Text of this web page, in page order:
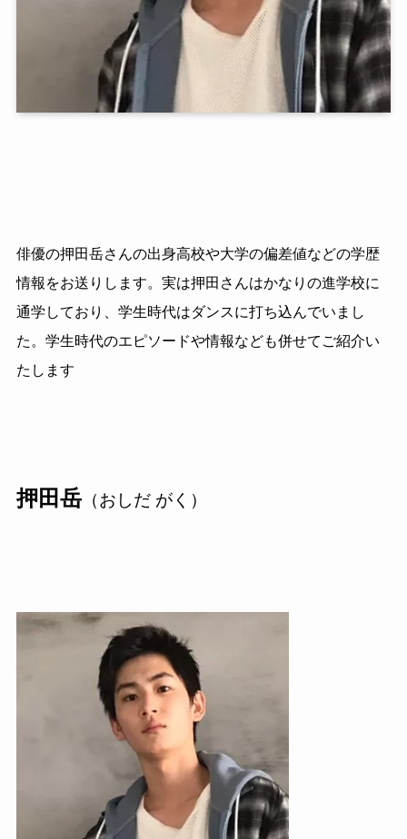
俳優の押田岳さんの出身高校や大学の偏差値などの学歴
情報をお送りします。実は押田さんはかなりの進学校に
通学しており、学生時代はダンスに打ち込んでいまし
た。学生時代のエピソードや情報なども併せてご紹介い
たします
押田岳（おしだ がく）